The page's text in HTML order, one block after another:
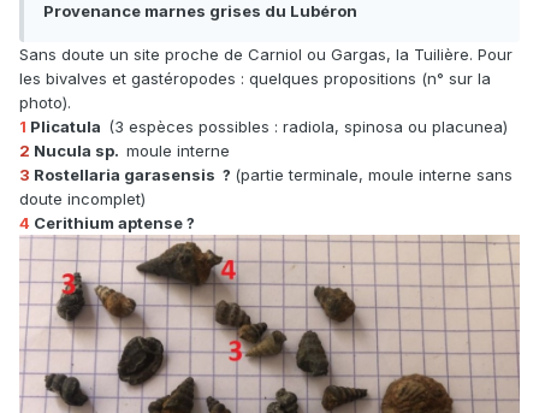
Provenance marnes grises du Lubéron
Sans doute un site proche de Carniol ou Gargas, la Tuilière. Pour
les bivalves et gastéropodes : quelques propositions (n° sur la
photo).
1 Plicatula (3 espèces possibles : radiola, spinosa ou placunea)
2 Nucula sp. moule interne
3 Rostellaria garasensis ? (partie terminale, moule interne sans
doute incomplet)
4 Cerithium aptense?